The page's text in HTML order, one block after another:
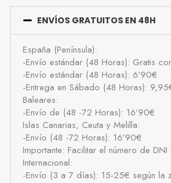
ENVÍOS GRATUITOS EN 48H
España (Península):
-Envío estándar (48 Horas): Gratis
-Envío estándar (48 Horas): 6’90€
-Entrega en Sábado (48 Horas):
Baleares:
-Envío de (48 -72 Horas): 16’90€
Islas Canarias, Ceuta y Melilla:
-Envío (48 -72 Horas): 16’90€
Importante: Facilitar el número de
Internacional:
-Envío (3 a 7 días): 15-25€ según la